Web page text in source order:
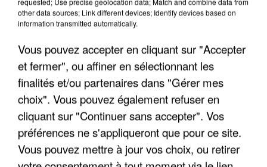
COULÉE DE BOUE EN HAUTE-SAVOIE
other data sources; Link different devices; Identify devices based on
information transmitted automatically.
Vous pouvez accepter en cliquant sur "Accepter
et fermer", ou affiner en sélectionnant les
finalités et/ou partenaires dans "Gérer mes
choix". Vous pouvez également refuser en
cliquant sur "Continuer sans accepter". Vos
préférences ne s'appliqueront que pour ce site.
Vous pouvez mettre à jour vos choix, ou retirer